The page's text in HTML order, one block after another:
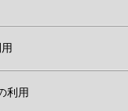
利用